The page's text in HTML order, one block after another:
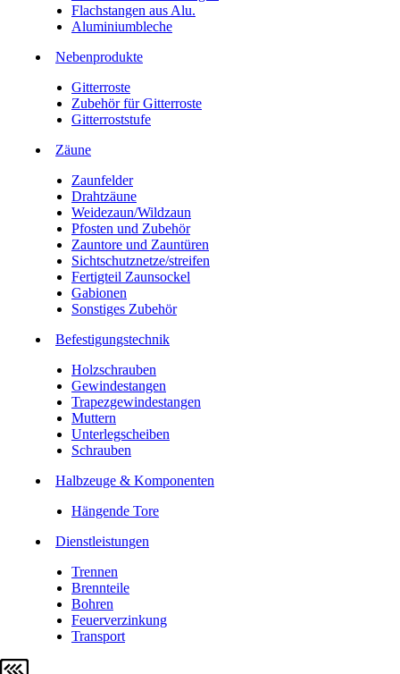
Flachstangen aus Alu.
Aluminiumbleche
Nebenprodukte
Gitterroste
Zubehör für Gitterroste
Gitterroststufe
Zäune
Zaunfelder
Drahtzäune
Weidezaun/Wildzaun
Pfosten und Zubehör
Zauntore und Zauntüren
Sichtschutznetze/streifen
Fertigteil Zaunsockel
Gabionen
Sonstiges Zubehör
Befesti­gungstechnik
Holzschrauben
Gewindestangen
Trapezgewindestangen
Muttern
Unterlegscheiben
Schrauben
Halbzeuge & Komponenten
Hängende Tore
Dienstleistungen
Trennen
Brennteile
Bohren
Feuerverzinkung
Transport